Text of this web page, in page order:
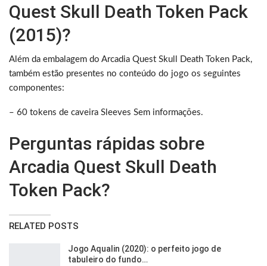
Quest Skull Death Token Pack
(2015)?
Além da embalagem do Arcadia Quest Skull Death Token Pack,
também estão presentes no conteúdo do jogo os seguintes
componentes:
– 60 tokens de caveira Sleeves Sem informações.
Perguntas rápidas sobre
Arcadia Quest Skull Death
Token Pack?
RELATED POSTS
Jogo Aqualin (2020): o perfeito jogo de
tabuleiro do fundo…